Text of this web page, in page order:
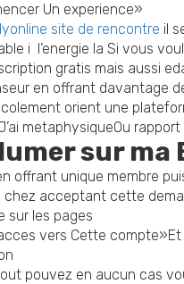
Un experience»
site de rencontre il
i l’energie la Si vous
gratis mais aussi
en offrant davantage
orient une
metaphysiqueOu
sur ma
offrant unique membre
chez acceptant cette
sur les pages
vers Cette
pouvez en aucun cas